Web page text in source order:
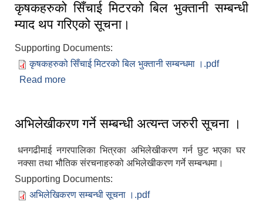
कृषकहरुको सिँचाई मिटरको बिल भुक्तानी सम्बन्धी
म्याद थप गरिएको सूचना।
Supporting Documents:
कृषकहरुको सिँचाई मिटरको बिल भुक्तानी सम्बन्धमा ।.pdf
Read more
अभिलेखीकरण गर्ने सम्बन्धी अत्यन्त जरुरी सूचना ।
धनगढीमाई नगरपालिका भित्रका अभिलेखीकरण गर्न छुट भएका घर
नक्सा तथा भौतिक संरचनाहरुको अभिलेखीकरण गर्ने सम्बन्धमा।
Supporting Documents:
अभिलेखिकरण सम्बन्धी सूचना ।.pdf